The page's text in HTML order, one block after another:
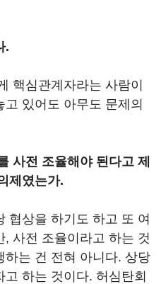
.
핵심관계자라는 사람이
있어도 아무도 문제의
사전 조율해야 된다고 제
제였는가.
협상을 하기도 하고 또 여
사전 조율이라고 하는 것
하는 건 전혀 아니다. 상당
하는 것이다. 허심탄회